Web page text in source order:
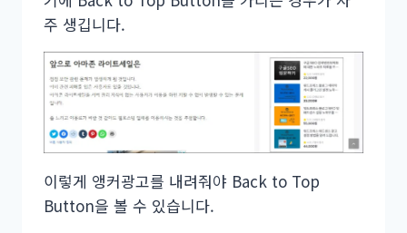
주 생깁니다.
이렇게 앵커광고를 내려줘야 Back to Top
Button을 볼 수 있습니다.